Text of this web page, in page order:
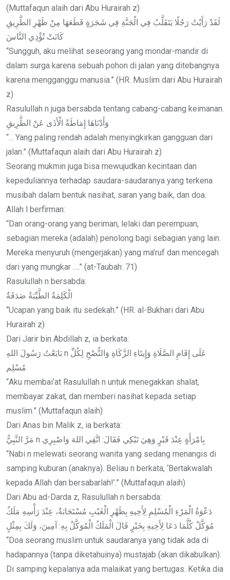
(Muttafaqun alaih dari Abu Hurairah z)
لَقَدْ رَأَيْتُ رَجُلًا يَتَقَلَّبُ فِي الْجَنَّةِ فِي شَجَرَةٍ قَطَعَهَا مِنْ ظَهْرِ الطَّرِيقِ
كَانَتْ تُؤْذِي النَّاسَ
“Sungguh, aku melihat seseorang yang mondar-mandir di
dalam surga karena sebuah pohon di jalan yang ditebangnya
karena mengganggu manusia.” (HR. Muslim dari Abu Hurairah
z)
Rasulullah n juga bersabda tentang cabang-cabang keimanan.
وَأَدْنَاهَا إِمَاطَةُ الْأَذَى عَنْ الطَّرِيقِ
“… Yang paling rendah adalah menyingkirkan gangguan dari
jalan.” (Muttafaqun alaih dari Abu Hurairah z)
Seorang mukmin juga bisa mewujudkan kecintaan dan
kepeduliannya terhadap saudara-saudaranya yang terkena
musibah dalam bentuk nasihat, saran yang baik, dan doa.
Allah l berfirman:
“Dan orang-orang yang beriman, lelaki dan perempuan,
sebagian mereka (adalah) penolong bagi sebagian yang lain.
Mereka menyuruh (mengerjakan) yang ma’ruf dan mencegah
dari yang mungkar ….” (at-Taubah: 71)
Rasulullah n bersabda:
الْكَلِمَةُ الطَّيِّبَةُ صَدَقَةٌ
“Ucapan yang baik itu sedekah.” (HR. al-Bukhari dari Abu
Hurairah z)
Dari Jarir bin Abdillah z, ia berkata:
بَايَعْتُ رَسُولَ اللهِ n عَلَى إِقَامِ الصَّلَاةِ وَإِيتَاءِ الزَّكَاةِ وَالنُّصْحِ لِكُلِّ
مُسْلِم
“Aku membai’at Rasulullah n untuk menegakkan shalat,
membayar zakat, dan memberi nasihat kepada setiap
muslim.” (Muttafaqun alaih)
Dari Anas bin Malik z, ia berkata:
مَرَّ النَّبِيُّ n بِامْرَأَةٍ عِنْدَ قَبْرٍ وَهِيَ تَبْكِي فَقَالَ: اتَّقِي اللهَ وَاصْبِرِي
“Nabi n melewati seorang wanita yang sedang menangis di
samping kuburan (anaknya). Beliau n berkata, ‘Bertakwalah
kepada Allah dan bersabarlah!’.” (Muttafaqun alaih)
Dari Abu ad-Darda z, Rasulullah n bersabda:
دَعْوَةُ الْمَرْءِ الْمُسْلِمِ لِأَخِيهِ بِظَهْرِ الْغَيْبِ مُسْتَجَابَةٌ، عِنْدَ رَأْسِهِ مَلَكٌ
مُوَكَّلٌ كُلَّمَا دَعَا لِأَخِيهِ بِخَيْرٍ قَالَ الْمَلَكُ الْمُوَكَّلُ بِهِ: آمِينَ، وَلَكَ بِمِثْلٍ
“Doa seorang muslim untuk saudaranya yang tidak ada di
hadapannya (tanpa diketahuinya) mustajab (akan dikabulkan).
Di samping kepalanya ada malaikat yang bertugas. Ketika dia